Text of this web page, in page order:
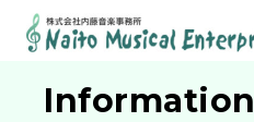
MUSICAL
ENTERPRISES
Information